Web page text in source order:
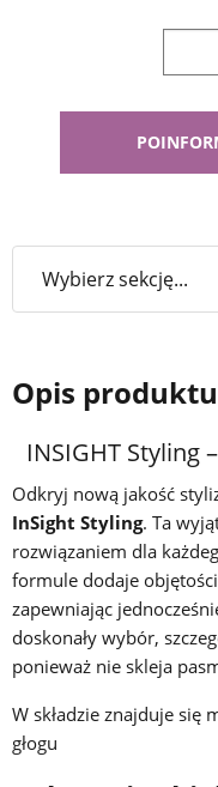
Opis produktu
INSIGHT Styling
Odkryj nową jakość
InSight Styling. Ta
rozwiązaniem dla
formule dodaje
zapewniając
doskonały wybór,
ponieważ nie skleja
W składzie znajduje się
głogu